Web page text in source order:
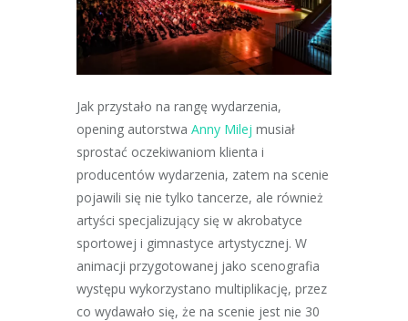
Jak przystało na rangę wydarzenia,
opening autorstwa Anny Milej musiał
sprostać oczekiwaniom klienta i
producentów wydarzenia, zatem na scenie
pojawili się nie tylko tancerze, ale również
artyści specjalizujący się w akrobatyce
sportowej i gimnastyce artystycznej. W
animacji przygotowanej jako scenografia
występu wykorzystano multiplikację, przez
co wydawało się, że na scenie jest nie 30